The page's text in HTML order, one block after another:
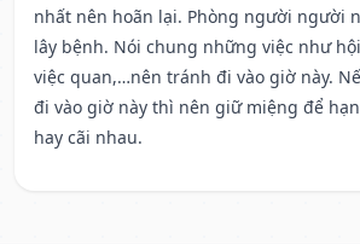
nhất nên hoãn lại. Phòng người người
lây bệnh. Nói chung những việc như
việc quan,…nên tránh đi vào giờ này.
đi vào giờ này thì nên giữ miệng để
hay cãi nhau.